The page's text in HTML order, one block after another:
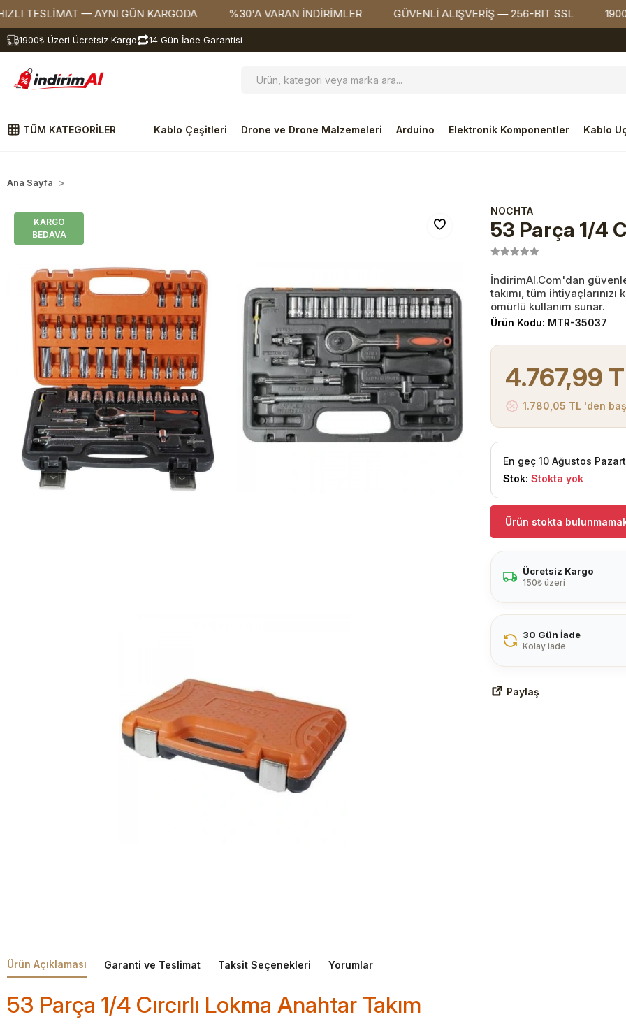
— AYNI GÜN KARGODA %30'A VARAN İNDİRİMLER GÜVENLİ ALIŞVERİŞ — 256-BIT SSL 1900₺
1900₺ Üzeri Ücretsiz Kargo 14 Gün İade Garantisi
TÜM KATEGORİLER Kablo Çeşitleri Drone ve Drone Malzemeleri Arduino Elektronik Komponentler Kablo
Ana Sayfa
KARGO
BEDAVA
NOCHTA
53 Parça 1/4
İndirimAl.Com'dan
takımı, tüm ihtiyaçlarınızı
ömürlü kullanım sunar.
Ürün Kodu: MTR-35037
4.767,99
1.780,05 TL 'den
En geç 10 Ağustos
Stok: Stokta yok
Ürün stokta
Ücretsiz Kargo
150₺ üzeri
30 Gün İade
Kolay iade
Paylaş
Ürün Açıklaması Garanti ve Teslimat Taksit Seçenekleri Yorumlar
53 Parça 1/4 Cırcırlı Lokma Anahtar Takım